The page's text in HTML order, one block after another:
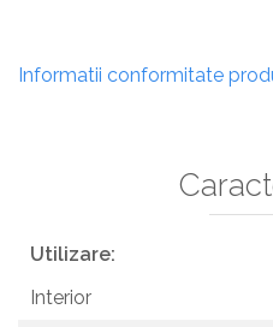
Informatii conformitate
Utilizare:
Interior